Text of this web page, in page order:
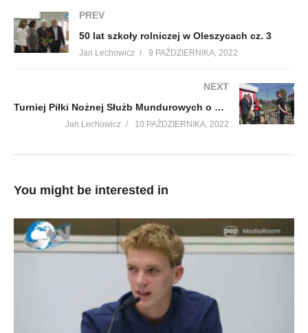
PREV
50 lat szkoły rolniczej w Oleszycach cz. 3
Jan Lechowicz 9 PAŹDZIERNIKA, 2022
NEXT
Turniej Piłki Nożnej Służb Mundurowych o Puchar Wójta Gminy Lubaczów – zakończony
Jan Lechowicz 10 PAŹDZIERNIKA, 2022
You might be interested in